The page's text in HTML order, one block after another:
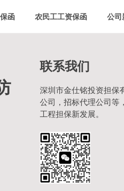
函 农民工工资保函 公司
联系我们
深圳市金仕铭投资担保
公司，招标代理公司等
工程担保新发展。